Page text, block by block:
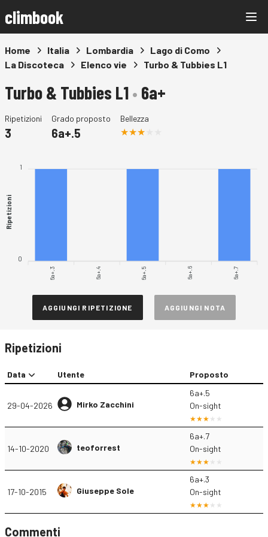
climbook
Home Italia Lombardia
Lago di Como
La Discoteca
Elenco vie Turbo & Tubbies L1
Turbo & Tubbies L1• 6a+
Ripetizioni
3
Grado proposto
6a+.5
Bellezza
1
0
Ripetizioni
6a+.3 6a+.4 6a+.5 6a+.6 6a+.7
AGGIUNGI RIPETIZIONE AGGIUNGI NOTA
Ripetizioni
Data Utente Proposto
29-04-2026 Mirko Zacchini
6a+.5
On-sight
14-10-2020 teoforrest
6a+.7
On-sight
17-10-2015 Giuseppe Sole
6a+.3
On-sight
Commenti